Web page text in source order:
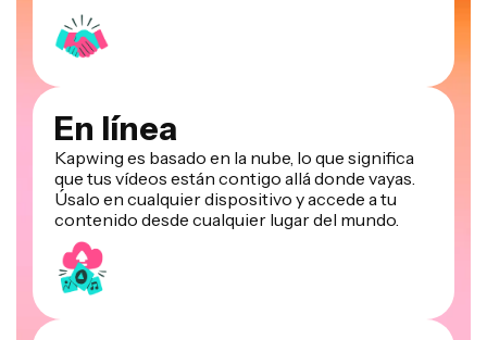
En línea
Kapwing es basado en la nube, lo que significa
que tus vídeos están contigo allá donde vayas.
Úsalo en cualquier dispositivo y accede a tu
contenido desde cualquier lugar del mundo.